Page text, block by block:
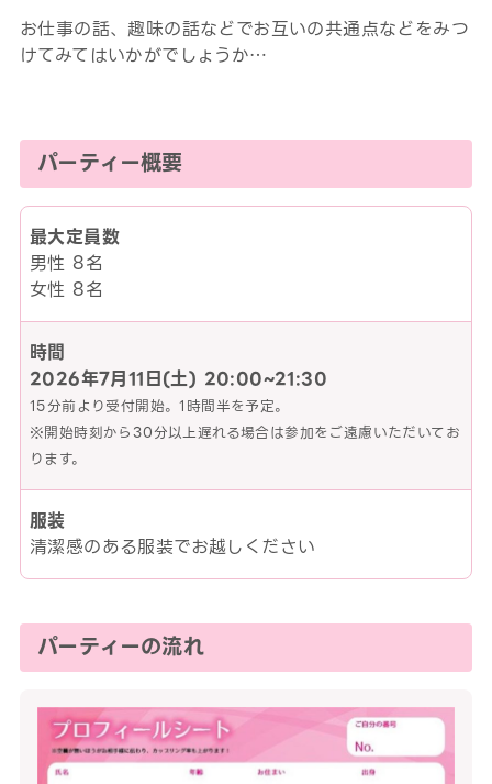
お仕事の話、趣味の話などでお互いの共通点などをみつ
けてみてはいかがでしょうか…
パーティー概要
最大定員数
男性 8名
女性 8名
時間
2026年7月11日(土) 20:00~21:30
15分前より受付開始。1時間半を予定。
※開始時刻から30分以上遅れる場合は参加をご遠慮いただいてお
ります。
服装
清潔感のある服装でお越しください
パーティーの流れ